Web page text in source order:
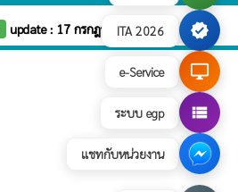
ITA 2026 verified
e-Service desktop_windows
ระบบ egp view_list
แชทกับหน่วยงาน
update : 17 กรกฎาคม 2569